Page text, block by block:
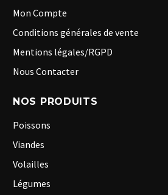
Mon Compte
Conditions générales de vente
Mentions légales/RGPD
Nous Contacter
NOS PRODUITS
Poissons
Viandes
Volailles
Légumes